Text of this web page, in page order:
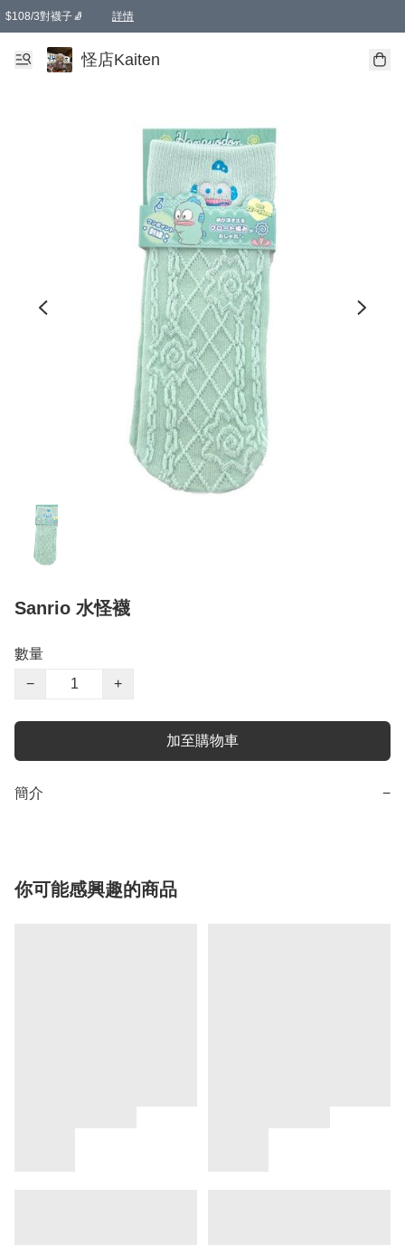
$108/3對襪子🧦 詳情
卡通傘☂️2把8折
購物滿 HKD 650.00即享免運費優惠！（適用於 本地送貨、本地取貨 )
怪店Kaiten
Sanrio 水怪襪
數量
−
+
加至購物車
簡介 −
你可能感興趣的商品